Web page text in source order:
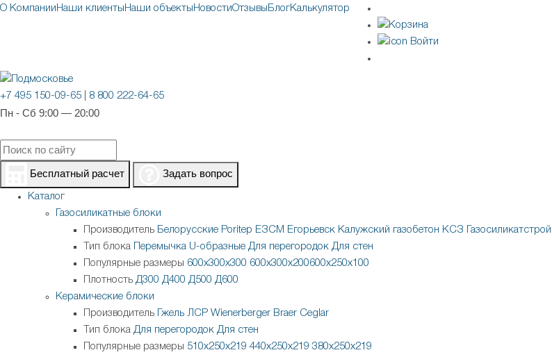
О Компании Наши клиенты Наши объекты НовостиОтзывы БлогКалькулятор
Войти
+7 495 150-09-65 8 800 222-64-65
Пн - Сб 9:00 — 20:00
Бесплатный расчет Задать вопрос
Каталог
Газосиликатные блоки
Производитель Белорусские Poritep ЕЗСМ Егорьевск Калужский газобетон КСЗ Газосиликатстрой
Тип блока
Перемычка U-образные Для перегородок Для стен
Популярные размеры 600х300х300 600х300х200600х250х100
Плотность Д300 Д400 Д500 Д600
Керамические блоки
Производитель
Гжель ЛСР Wienerberger Braer Ceglar
Тип блока Для перегородок Для стен
Популярные размеры 510х250х219 440х250х219 380х250х219